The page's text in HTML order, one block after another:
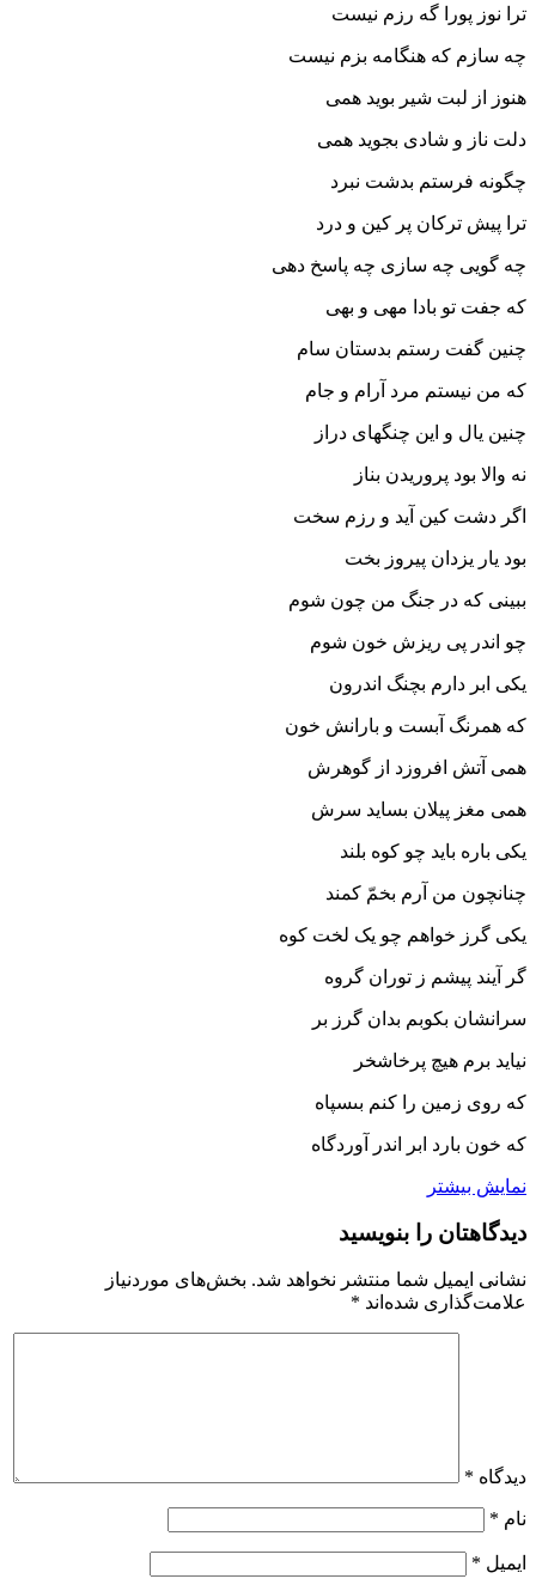
ترا نوز پورا گه رزم نیست
چه سازم که هنگامه بزم نیست‏
هنوز از لبت شیر بوید همى
دلت ناز و شادى بجوید همى‏
چگونه فرستم بدشت نبرد
ترا پیش ترکان پر کین و درد
چه گویى چه سازى چه پاسخ دهى
که جفت تو بادا مهى و بهى‏
چنین گفت رستم بدستان سام
که من نیستم مرد آرام و جام‏
چنین یال و این چنگهاى دراز
نه والا بود پروریدن بناز
اگر دشت کین آید و رزم سخت
بود یار یزدان پیروز بخت‏
ببینى که در جنگ من چون شوم
چو اندر پى ریزش خون شوم‏
یکى ابر دارم بچنگ اندرون
که همرنگ آبست و بارانش خون‏
همى آتش افروزد از گوهرش
همى مغز پیلان بساید سرش‏
یکى باره باید چو کوه بلند
چنانچون من آرم بخمّ کمند
یکى گرز خواهم چو یک لخت کوه
گر آیند پیشم ز توران گروه‏
سرانشان بکوبم بدان گرز بر
نیاید برم هیچ پرخاشخر
که روى زمین را کنم بى‏سپاه
که خون بارد ابر اندر آوردگاه‏
نمایش بیشتر
دیدگاهتان را بنویسید
نشانی ایمیل شما منتشر نخواهد شد. بخش‌های موردنیاز
علامت‌گذاری شده‌اند *
دیدگاه *
نام *
ایمیل *